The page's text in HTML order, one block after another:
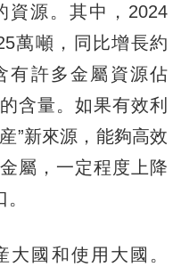
資源。其中，2024
萬噸，同比增長約
有許多金屬資源佔
含量。如果有效利
”新來源，能夠高效
屬，一定程度上降
國和使用大國。